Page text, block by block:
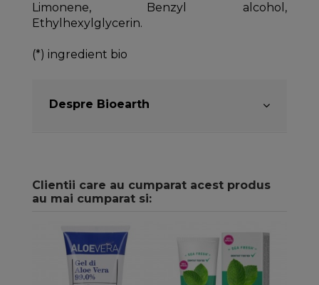
Limonene, Benzyl alcohol,
Ethylhexylglycerin.
(*) ingredient bio
Despre Bioearth
Clientii care au cumparat acest produs
au mai cumparat si: